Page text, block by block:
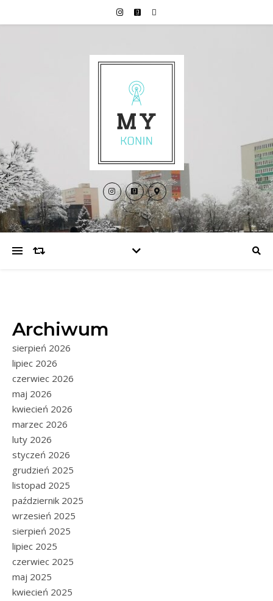
Archiwum
sierpień 2026
lipiec 2026
czerwiec 2026
maj 2026
kwiecień 2026
marzec 2026
luty 2026
styczeń 2026
grudzień 2025
listopad 2025
październik 2025
wrzesień 2025
sierpień 2025
lipiec 2025
czerwiec 2025
maj 2025
kwiecień 2025